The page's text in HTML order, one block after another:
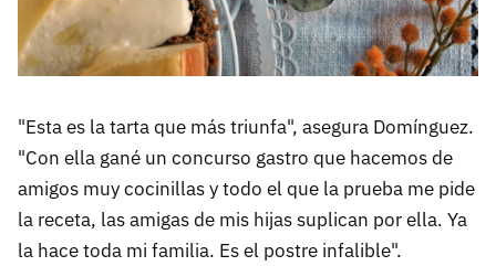
"Esta es la tarta que más triunfa", asegura Domínguez.
"Con ella gané un concurso gastro que hacemos de
amigos muy cocinillas y todo el que la prueba me pide
la receta, las amigas de mis hijas suplican por ella. Ya
la hace toda mi familia. Es el postre infalible".